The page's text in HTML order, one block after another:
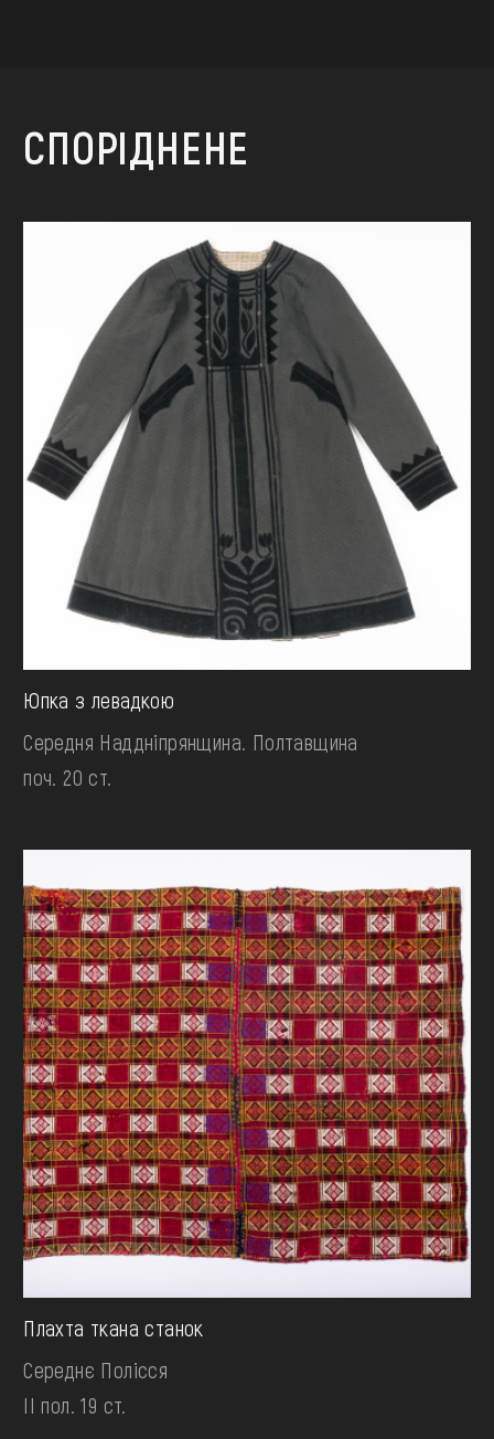
СПОРІДНЕНЕ
Юпка з левадкою
Середня Наддніпрянщина. Полтавщина
поч. 20 ст.
Плахта ткана станок
Середнє Полісся
II пол. 19 ст.